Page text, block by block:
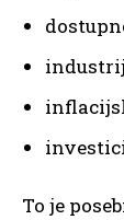
To je